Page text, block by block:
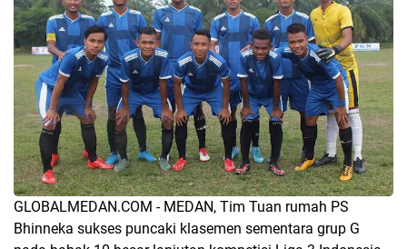
GLOBALMEDAN.COM - MEDAN, Tim Tuan rumah PS
Bhinneka sukses puncaki klasemen sementara grup G